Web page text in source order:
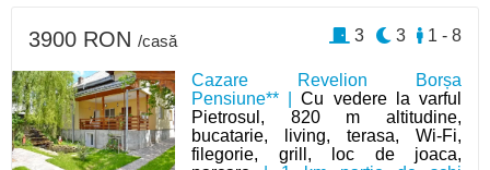
Cazare Revelion Borșa
Pensiune** |Cu vedere la varful
Pietrosul, 820 m altitudine,
bucatarie, living, terasa, Wi-Fi,
filegorie, grill, loc de joaca,
3900 RON /casă 1 - 8
3
3